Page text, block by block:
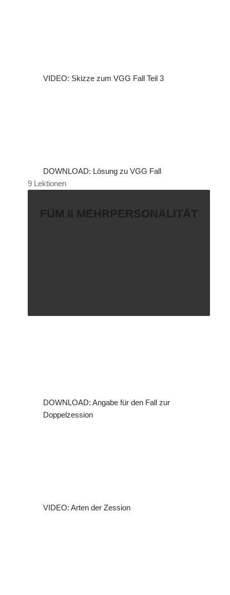
VIDEO: Skizze zum VGG Fall Teil 3
DOWNLOAD: Lösung zu VGG Fall
9 Lektionen
FÜM II MEHRPERSONALITÄT
DOWNLOAD: Angabe für den Fall zur
Doppelzession
VIDEO: Arten der Zession